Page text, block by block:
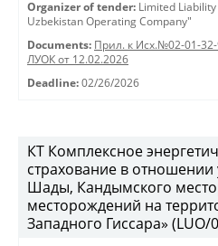
Organizer of tender: Limited Liability
Uzbekistan Operating Company"
Documents: Прил. к Исх.№02-01-
ЛУОК от 12.02.2026
Deadline: 02/26/2026
КТ Комплексное
страхование в отношении
Шады, Кандымского
месторождений на
Западного Гиссара» (LUO/